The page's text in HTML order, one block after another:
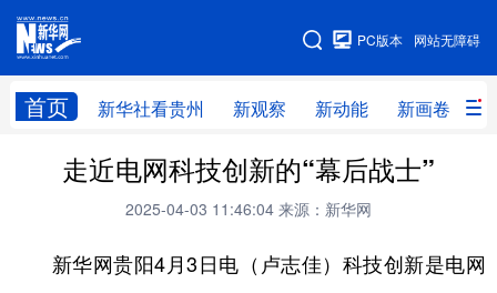
网站无障碍
PC版本
首页 新华社看贵州 新观察 新动能 新画卷
网站地图
新华社看贵州 新观察 新动能 新画卷
贵州领导 人事
专题 访谈 直播 视频
走近电网科技创新的“幕后战士”
2025-04-03 11:46:04 来源：新华网
新华网贵阳4月3日电（卢志佳）科技创新是电网